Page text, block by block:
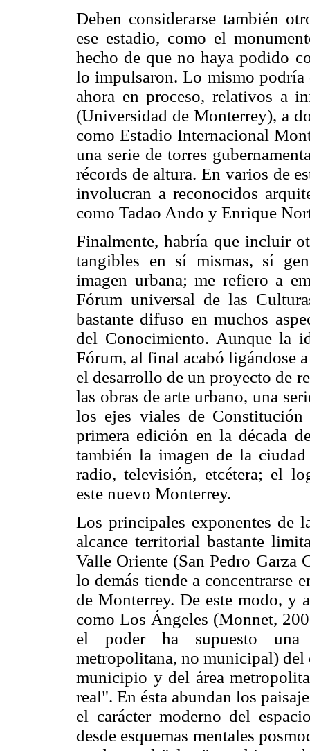
Deben considerarse también
ese estadio, como el
hecho de que no haya podido
lo impulsaron. Lo mismo podría
ahora en proceso, relativos a
(Universidad de Monterrey), a
como Estadio Internacional
una serie de torres
récords de altura. En varios de
involucran a reconocidos
como Tadao Ando y Enrique
Finalmente, habría que incluir
tangibles en sí mismas, sí
imagen urbana; me refiero a
Fórum universal de las
bastante difuso en muchos
del Conocimiento. Aunque la
Fórum, al final acabó ligándose
el desarrollo de un proyecto de
las obras de arte urbano, una
los ejes viales de
primera edición en la década
también la imagen de la
radio, televisión, etcétera; el
este nuevo Monterrey.
Los principales exponentes de
alcance territorial bastante
Valle Oriente (San Pedro Garza
lo demás tiende a concentrarse
de Monterrey. De este modo, y
como Los Ángeles (Monnet,
el poder ha supuesto una
metropolitana, no municipal)
municipio y del área
real". En ésta abundan los
el carácter moderno del
desde esquemas mentales